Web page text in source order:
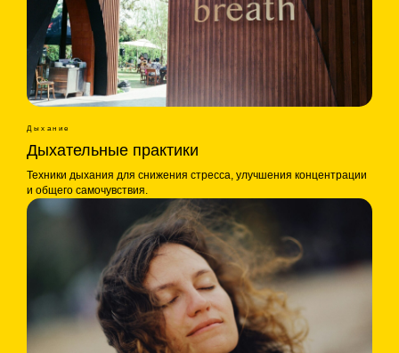
Дыхание
Дыхательные практики
Техники дыхания для снижения стресса, улучшения концентрации
и общего самочувствия.